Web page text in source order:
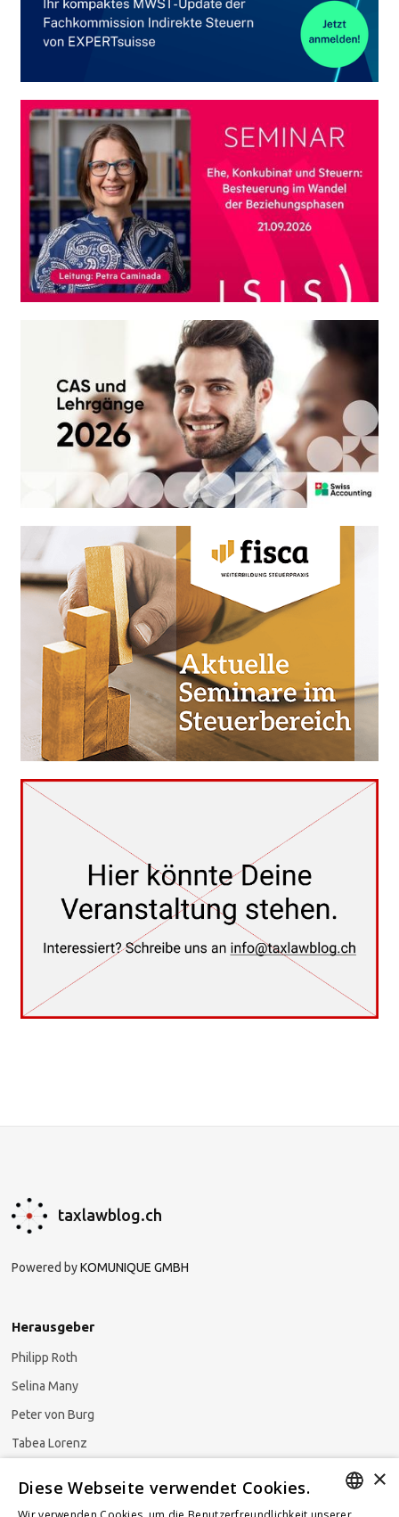
taxlawblog.ch
Powered byKOMUNIQUE GMBH
Herausgeber
Philipp Roth
Selina Many
Peter von Burg
Tabea Lorenz
×
Diese Webseite verwendet Cookies.